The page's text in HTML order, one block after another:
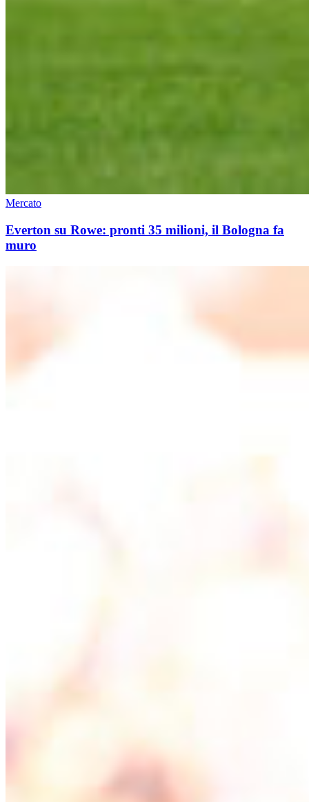
Mercato
Everton su Rowe: pronti 35 milioni, il Bologna fa
muro